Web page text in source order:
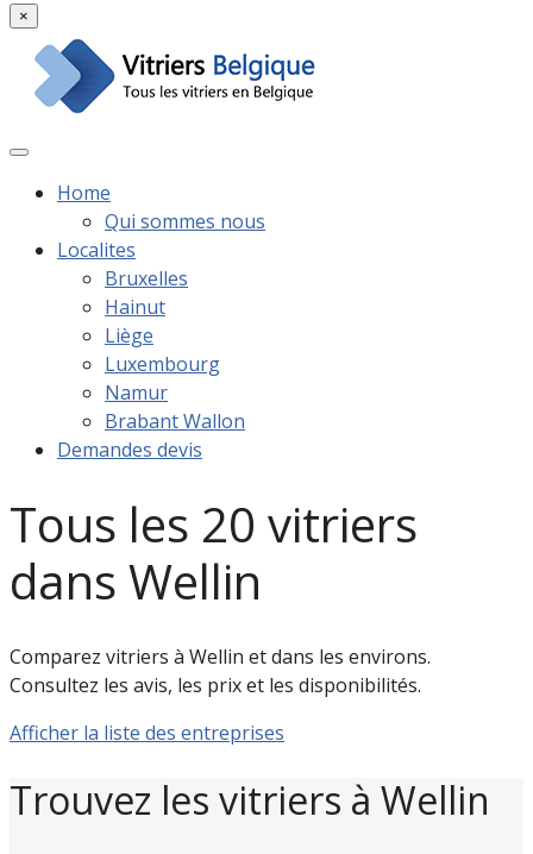
×
Home
Qui sommes nous
Localites
Bruxelles
Hainut
Liège
Luxembourg
Namur
Brabant Wallon
Demandes devis
Tous les 20 vitriers
dans Wellin
Comparez vitriers à Wellin et dans les environs.
Consultez les avis, les prix et les disponibilités.
Afficher la liste des entreprises
Trouvez les vitriers à Wellin